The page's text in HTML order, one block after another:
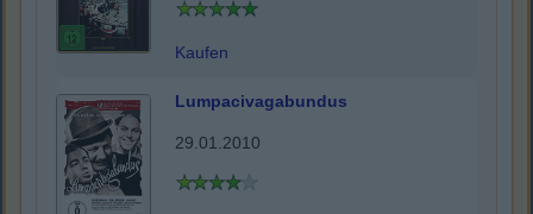
Kaufen
Lumpacivagabundus
29.01.2010